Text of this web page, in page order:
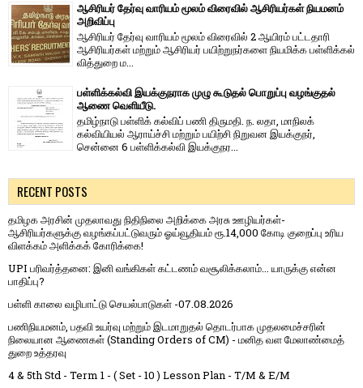
ஆசிரியர் தேர்வு வாரியம் மூலம் விரைவில் ஆசிரியர்கள் நியமனம்
அறிவிப்பு
ஆசிரியர் தேர்வு வாரி​யம் மூலம் விரை​வில் 2 ஆயிரம் பட்​ட​தாரி
ஆசிரியர்​கள் மற்​றும் ஆசிரியர் பயிற்றுநர்​களை நியமிக்க பள்​ளிக்​கல்​
வித்​துறை ம...
பள்ளிக்கல்வி இயக்குநராக முழு கூடுதல் பொறுப்பு வழங்குதல்
ஆணை வெளியீடு.
தமிழ்நாடு பள்ளிக் கல்விப் பணி திருமதி. ந. லதா, மாநிலக்
கல்வியியல் ஆராய்ச்சி மற்றும் பயிற்சி நிறுவன இயக்குநர்,
சென்னை 6 பள்ளிக்கல்வி இயக்குநர...
RECENT POSTS
தமிழக அரசின் முதலாவது நிதிநிலை அறிக்கை அரசு ஊழியர்கள்-
ஆசிரியர்களுக்கு வழங்கப்பட்டுவரும் ஓய்வூதியம் ரூ.14,000 கோடி குறைப்பு உரிய
விளக்கம் அளிக்கக் கோரிக்கை!
UPI பரிவர்த்தனை: இனி வங்கிகள் கட்டணம் வசூலிக்கலாம்... யாருக்கு என்ன
பாதிப்பு?
பள்ளி காலை வழிபாட்டு செயல்பாடுகள் -07.08.2026
பணிநியமனம், பதவி உயர்வு மற்றும் இடமாறுதல் தொடர்பாக முதலமைச்சரின்
நிலையான ஆணைகள் (Standing Orders of CM) - மனித வள மேலாண்மைத்
துறை உத்தரவு
4 & 5th Std - Term 1 - ( Set - 10 ) Lesson Plan - T/M & E/M